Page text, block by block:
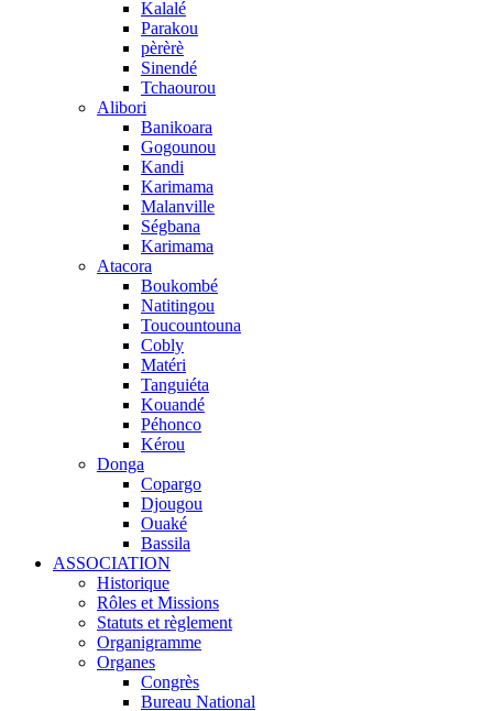
Kalalé
Parakou
pèrèrè
Sinendé
Tchaourou
Alibori
Banikoara
Gogounou
Kandi
Karimama
Malanville
Ségbana
Karimama
Atacora
Boukombé
Natitingou
Toucountouna
Cobly
Matéri
Tanguiéta
Kouandé
Péhonco
Kérou
Donga
Copargo
Djougou
Ouaké
Bassila
ASSOCIATION
Historique
Rôles et Missions
Statuts et règlement
Organigramme
Organes
Congrès
Bureau National